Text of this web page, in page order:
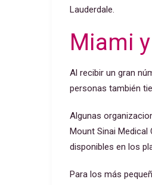
Lauderdale.
Miami
Al recibir un gran
personas también
Algunas
Mount Sinai Medical
disponibles en los
Para los más